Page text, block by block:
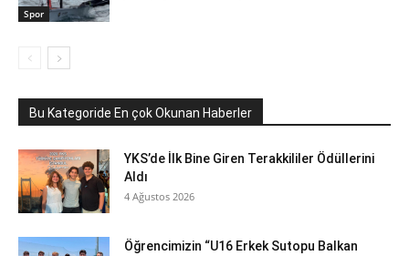
Spor
Bu Kategoride En çok Okunan Haberler
YKS’de İlk Bine Giren Terakkililer Ödüllerini
Aldı
4 Ağustos 2026
Öğrencimizin “U16 Erkek Sutopu Balkan